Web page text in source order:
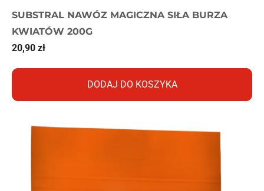
SUBSTRAL NAWÓZ MAGICZNA SIŁA BURZA
KWIATÓW 200G
20,90 zł
DODAJ DO KOSZYKA